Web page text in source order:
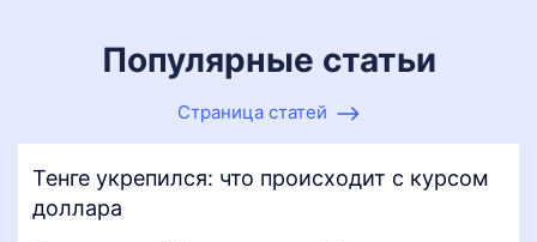
Популярные статьи
Страница статей
Тенге укрепился: что происходит с курсом
доллара